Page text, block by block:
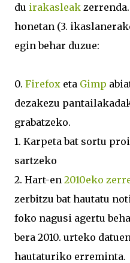
du irakasleak
honetan (3.
egin behar duzue:
0. Firefox eta Gimp
dezakezu
grabatzeko.
1. Karpeta bat sortu
sartzeko
2. Hart-en 2010eko
zerbitzu bat hautatu
foko nagusi agertu
bera 2010. urteko
hautaturiko erreminta.